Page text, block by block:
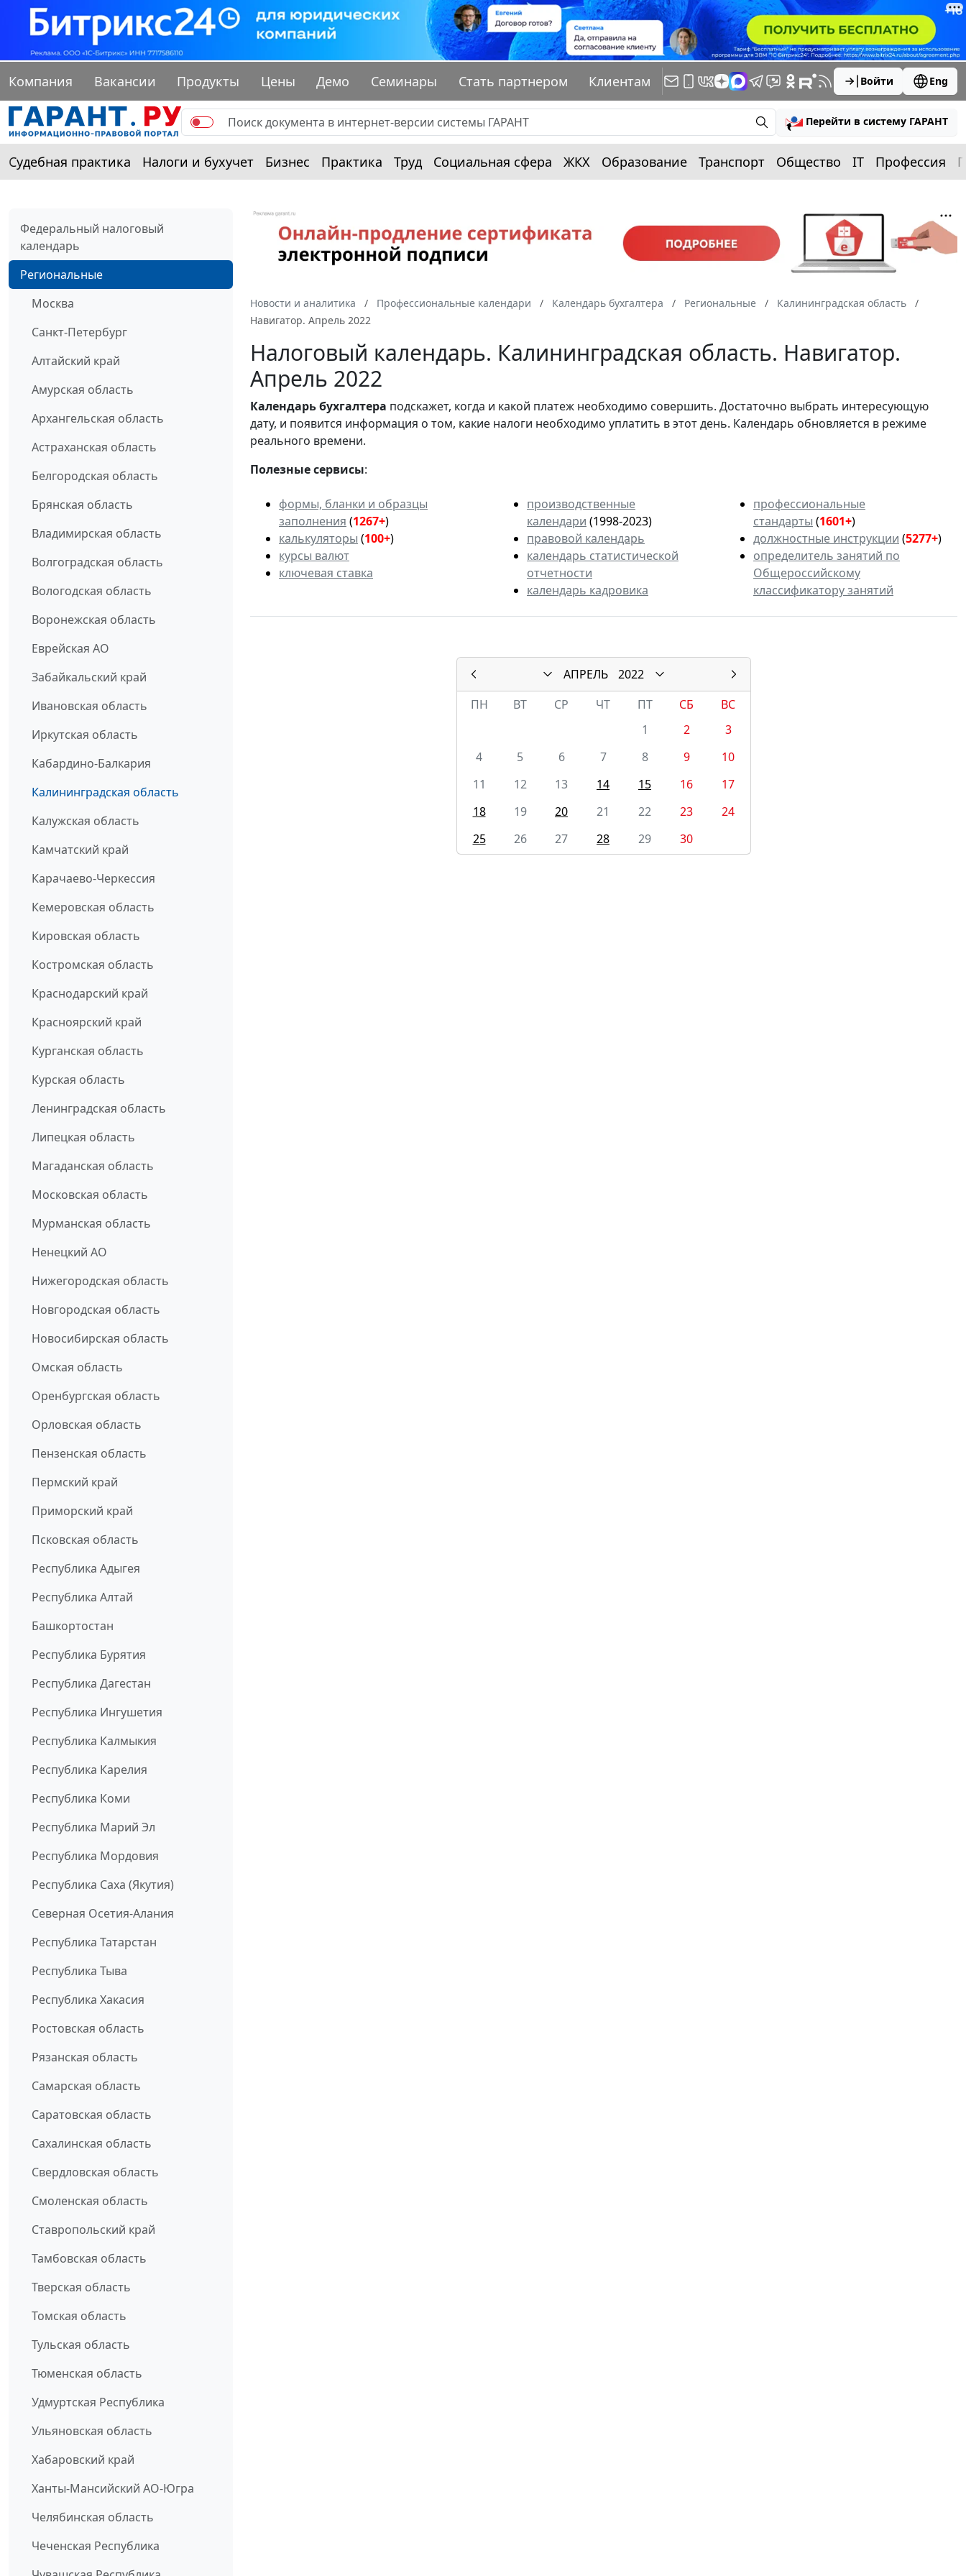
Компания Вакансии Продукты Цены Демо Семинары Стать партнером Клиентам Войти Eng
Перейти в систему ГАРАНТ
Судебная практика Налоги и бухучет Бизнес Практика Труд Социальная сфера ЖКХ Образование Транспорт Общество IT Профессия
Федеральный налоговый
календарь
Региональные
Москва
Санкт-Петербург
Алтайский край
Амурская область
Архангельская область
Астраханская область
Белгородская область
Брянская область
Владимирская область
Волгоградская область
Вологодская область
Воронежская область
Еврейская АО
Забайкальский край
Ивановская область
Иркутская область
Кабардино-Балкария
Калининградская область
Калужская область
Камчатский край
Карачаево-Черкессия
Кемеровская область
Кировская область
Костромская область
Краснодарский край
Красноярский край
Курганская область
Курская область
Ленинградская область
Липецкая область
Магаданская область
Московская область
Мурманская область
Ненецкий АО
Нижегородская область
Новгородская область
Новосибирская область
Омская область
Оренбургская область
Орловская область
Пензенская область
Пермский край
Приморский край
Псковская область
Республика Адыгея
Республика Алтай
Башкортостан
Республика Бурятия
Республика Дагестан
Республика Ингушетия
Республика Калмыкия
Республика Карелия
Республика Коми
Республика Марий Эл
Республика Мордовия
Республика Саха (Якутия)
Северная Осетия-Алания
Республика Татарстан
Республика Тыва
Республика Хакасия
Ростовская область
Рязанская область
Самарская область
Саратовская область
Сахалинская область
Свердловская область
Смоленская область
Ставропольский край
Тамбовская область
Тверская область
Томская область
Тульская область
Тюменская область
Удмуртская Республика
Ульяновская область
Хабаровский край
Ханты-Мансийский АО-Югра
Челябинская область
Чеченская Республика
Новости и аналитика Профессиональные календари Календарь бухгалтера Региональные
Калининградская область
Навигатор. Апрель 2022
Налоговый календарь. Калининградская область. Навигатор.
Апрель 2022
Календарьбухгалтера подскажет, когда и какой платеж необходимо совершить. Достаточно выбрать интересующую
дату, и появится информация о том, какие налоги необходимо уплатить в этот день. Календарь обновляется в режиме
реального времени.
Полезные сервисы:
формы, бланки и образцы
заполнения (1267+)
калькуляторы (100+)
курсы валют
ключевая ставка
производственные
календари (1998-2023)
правовой календарь
календарь статистической
отчетности
календарь кадровика
профессиональные
стандарты (1601+)
должностные инструкции (5277+)
определитель занятий по
Общероссийскому
классификатору занятий
АПРЕЛЬ
2022
ПН
ВТ СР ЧТ ПТ СБ
ВС
1
2
3
4
5 6 7 8 9
10
11
12 13 14 15 16
17
18
19 20 21 22 23
24
25
26 27 28 29 30